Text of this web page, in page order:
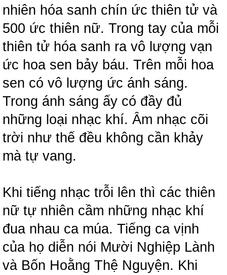
nhiên hóa sanh chín ức thiên tử và
500 ức thiên nữ. Trong tay của mỗi
thiên tử hóa sanh ra vô lượng vạn
ức hoa sen bảy báu. Trên mỗi hoa
sen có vô lượng ức ánh sáng.
Trong ánh sáng ấy có đầy đủ
những loại nhạc khí. Âm nhạc cõi
trời như thế đều không cần khảy
mà tự vang.
Khi tiếng nhạc trỗi lên thì các thiên
nữ tự nhiên cầm những nhạc khí
đua nhau ca múa. Tiếng ca vịnh
của họ diễn nói Mười Nghiệp Lành
và Bốn Hoằng Thệ Nguyện. Khi